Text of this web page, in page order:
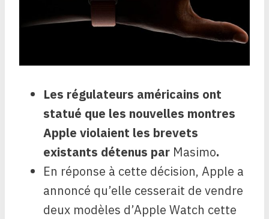
Les régulateurs américains ont
statué que les nouvelles montres
Apple violaient les brevets
existants détenus par Masimo.
En réponse à cette décision, Apple a
annoncé qu’elle cesserait de vendre
deux modèles d’Apple Watch cette